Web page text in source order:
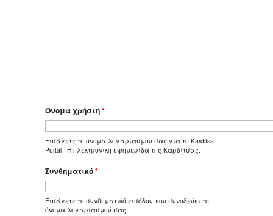
Όνομα χρήστη*
Εισάγετε το όνομα λογαριασμού σας για το Karditsa
Portal - Η ηλεκτρονική εφημερίδα της Καρδίτσας.
Συνθηματικό*
Εισάγετε το συνθηματικό εισόδου που συνοδεύει το
όνομα λογαριασμού σας.